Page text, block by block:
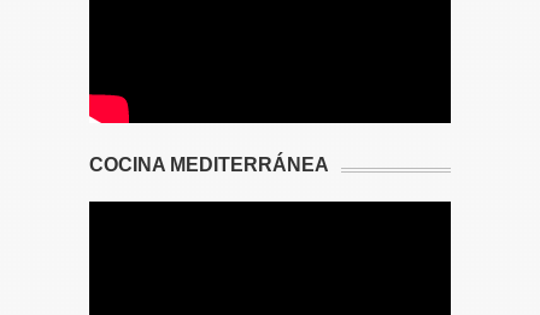
COCINA MEDITERRÁNEA